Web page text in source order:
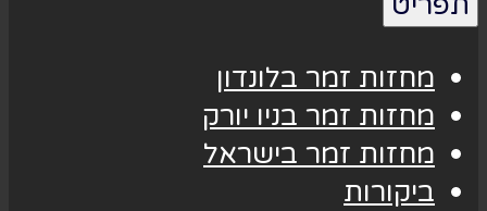
מחזות זמר בלונדון
מחזות זמר בניו יורק
מחזות זמר בישראל
ביקורות